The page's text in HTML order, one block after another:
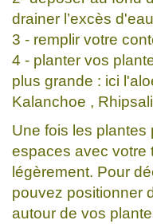
drainer l’excès d'eau
3 - remplir votre
4 - planter vos
plus grande : ici
Kalanchoe ,
Une fois les plantes
espaces avec votre
légèrement. Pour
pouvez positionner
autour de vos